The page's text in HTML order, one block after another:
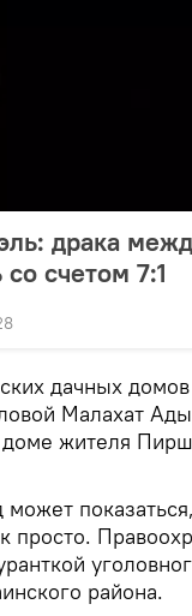
драка
счетом 7:1
дачных
Малахат
жителя
просто.
района.